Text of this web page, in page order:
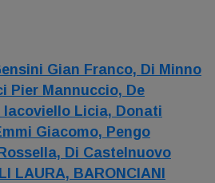
Gian Franco, Di Minno
Pier Mannuccio, De
Iacoviello Licia, Donati
Giacomo, Pengo
Di Castelnuovo
LAURA, BARONCIANI